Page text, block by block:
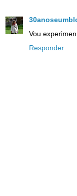
Vou
Responder